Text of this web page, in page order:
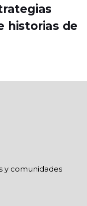
historias de
y comunidades